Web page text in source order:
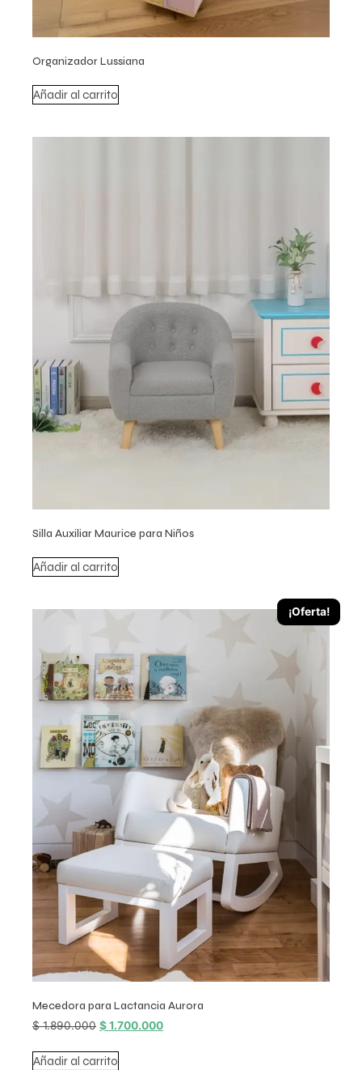
Organizador Lussiana
Añadir al carrito
Silla Auxiliar Maurice para Niños
Añadir al carrito
¡Oferta!
Mecedora para Lactancia Aurora
$1.890.000 $1.700.000
Añadir al carrito